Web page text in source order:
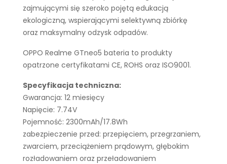
zajmującymi się szeroko pojętą edukacją
ekologiczną, wspierającymi selektywną zbiórkę
oraz maksymalny odzysk odpadów.
OPPO Realme GTneo5 bateria to produkty
opatrzone certyfikatami CE, ROHS oraz ISO9001.
Specyfikacja techniczna:
Gwarancja: 12 miesięcy
Napięcie: 7.74V
Pojemność: 2300mAh/17.8Wh
zabezpieczenie przed: przepięciem, przegrzaniem,
zwarciem, przeciążeniem prądowym, głębokim
rozładowaniem oraz przeładowaniem